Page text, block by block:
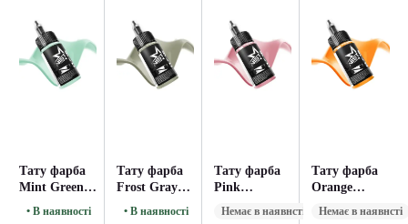
Тату фарба
Mint Green
UNISTAR
• В наявності
Тату фарба
Frost Gray
UNISTAR
• В наявності
Тату фарба
Pink
UNISTAR
Немає в наявнсті
Тату фарба
Orange
UNISTAR
Немає в наявнсті